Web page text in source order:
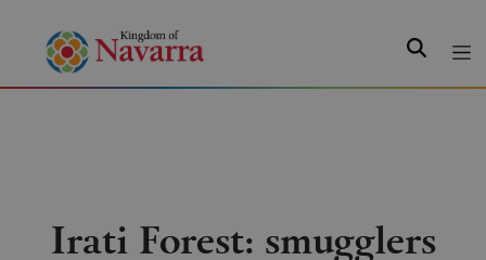
Search
Irati Forest: smugglers